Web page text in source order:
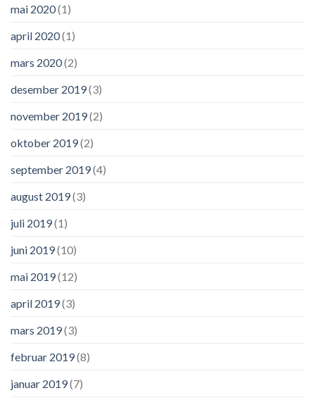
mai 2020(1)
april 2020(1)
mars 2020(2)
desember 2019(3)
november 2019(2)
oktober 2019(2)
september 2019(4)
august 2019(3)
juli 2019(1)
juni 2019(10)
mai 2019(12)
april 2019(3)
mars 2019(3)
februar 2019(8)
januar 2019(7)